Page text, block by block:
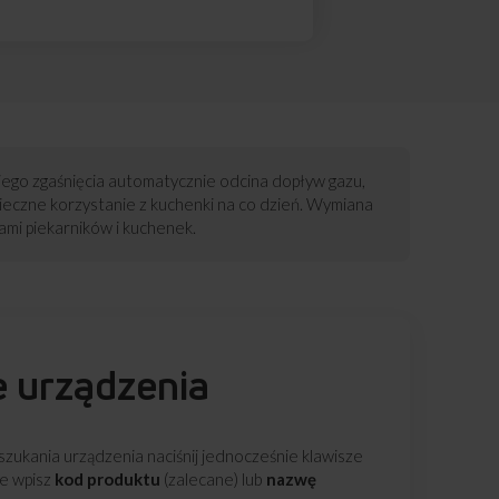
zgaśnięcia automatycznie odcina dopływ gazu,
korzystanie z kuchenki na co dzień. Wymiana
piekarników i kuchenek.
urządzenia
urządzenia naciśnij jednocześnie klawisze
wpisz kod produktu (zalecane) lub nazwę